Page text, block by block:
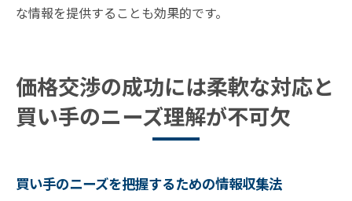
な情報を提供することも効果的です。
価格交渉の成功には柔軟な対応と
買い手のニーズ理解が不可欠
買い手のニーズを把握するための情報収集法